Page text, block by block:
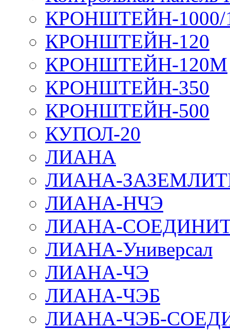
КРОНШТЕЙН-1000/
КРОНШТЕЙН-120
КРОНШТЕЙН-120М
КРОНШТЕЙН-350
КРОНШТЕЙН-500
КУПОЛ-20
ЛИАНА
ЛИАНА-
ЛИАНА-НЧЭ
ЛИАНА-
ЛИАНА-Универсал
ЛИАНА-ЧЭ
ЛИАНА-ЧЭБ
ЛИАНА-ЧЭБ-